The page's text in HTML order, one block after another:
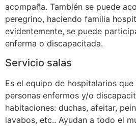
acompaña. También se puede
peregrino, haciendo familia
evidentemente, se puede
enferma o discapacitada.
Servicio salas
Es el equipo de hospitalarios
personas enfermos y/o
habitaciones: duchas, afeitar,
lavabos, etc.. Ayudan a todo el